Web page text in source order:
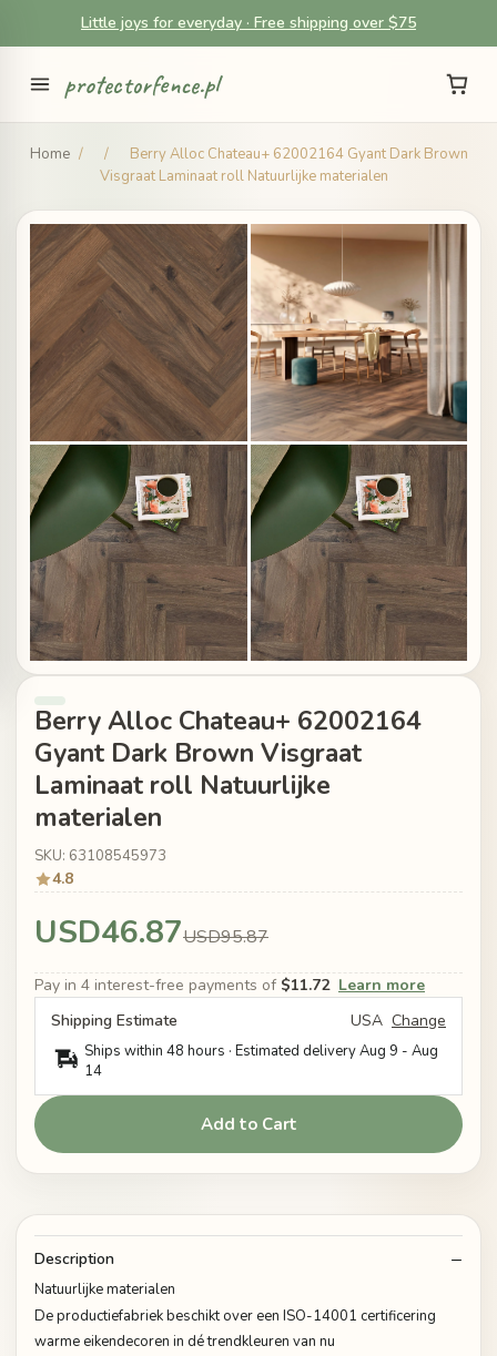
Little joys for everyday · Free shipping over $75
protectorfence.pl
Home / /
Berry Alloc Chateau+ 62002164 Gyant Dark Brown
Visgraat Laminaat roll Natuurlijke materialen
Berry Alloc Chateau+ 62002164
Gyant Dark Brown Visgraat
Laminaat roll Natuurlijke
materialen
SKU: 63108545973
4.8
USD46.87USD95.87
Pay in 4 interest-free payments of $11.72 Learn more
Shipping Estimate
USA Change
Ships within 48 hours · Estimated deliveryAug 9 - Aug
14
Add to Cart
Description
Natuurlijke materialen
De productiefabriek beschikt over een ISO-14001 certificering
warme eikendecoren in dé trendkleuren van nu